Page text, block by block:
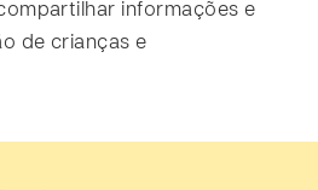
informações e
de crianças e